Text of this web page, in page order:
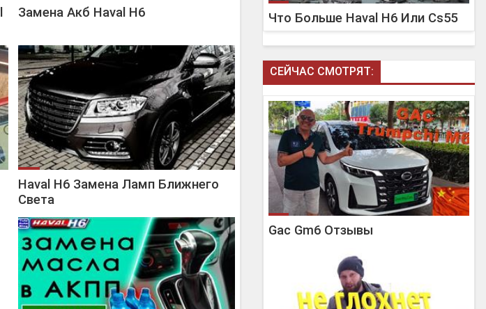
Замена Акб Haval H6
Haval H6 Замена Ламп Ближнего
Света
Что Больше Haval H6 Или Cs55
СЕЙЧАС СМОТРЯТ:
Gac Gm6 Отзывы